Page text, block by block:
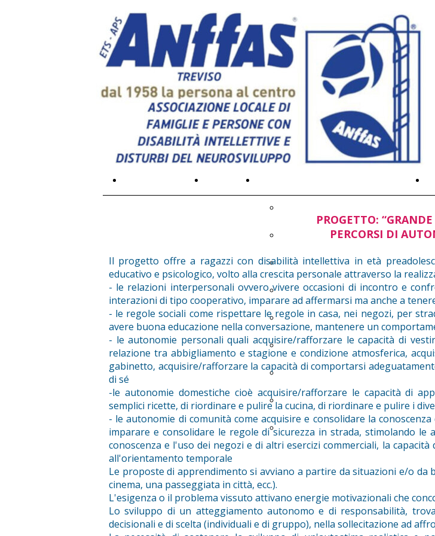
Tempo libero
Autonomia
Prerequisiti al lavoro
Unified sport for all
Musicoterapia
Progetto Bebè
Ecosistemi di autonomia
Easy to read
PROGETTO:
PERCORSI DI
Il progetto offre a ragazzi con disabilità intellettiva in età
educativo e psicologico, volto alla crescita personale attraverso la
- le relazioni interpersonali ovvero vivere occasioni di incontro e
interazioni di tipo cooperativo, imparare ad affermarsi ma anche a
- le regole sociali come rispettare le regole in casa, nei negozi, per
avere buona educazione nella conversazione, mantenere un
- le autonomie personali quali acquisire/rafforzare le capacità di
relazione tra abbigliamento e stagione e condizione atmosferica,
gabinetto, acquisire/rafforzare la capacità di comportarsi
di sé
-le autonomie domestiche cioè acquisire/rafforzare le capacità di
semplici ricette, di riordinare e pulire la cucina, di riordinare e pulire i
- le autonomie di comunità come acquisire e consolidare la
imparare e consolidare le regole di sicurezza in strada, stimolando
conoscenza e l'uso dei negozi e di altri esercizi commerciali, la
all'orientamento temporale
Le proposte di apprendimento si avviano a partire da situazioni e/o da
cinema, una passeggiata in città, ecc.).
L'esigenza o il problema vissuto attivano energie motivazionali che
Lo sviluppo di un atteggiamento autonomo e di responsabilità,
decisionali e di scelta (individuali e di gruppo), nella sollecitazione ad